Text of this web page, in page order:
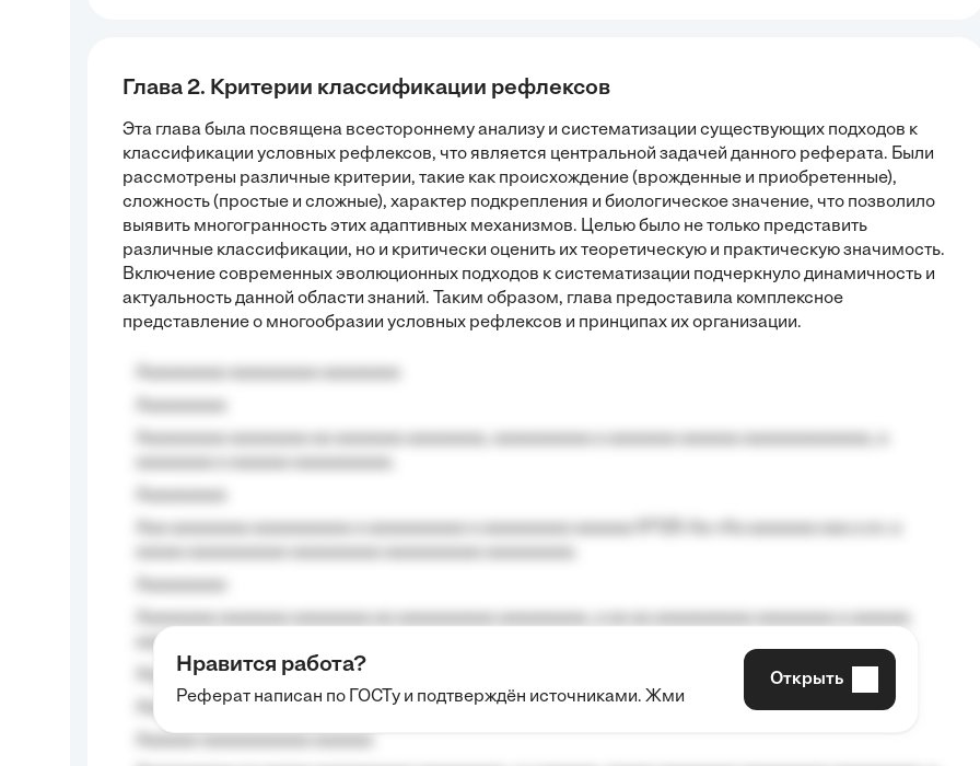
Глава 2. Критерии классификации рефлексов
Эта глава была посвящена всестороннему анализу и систематизации существующих подходов к
классификации условных рефлексов, что является центральной задачей данного реферата. Были
рассмотрены различные критерии, такие как происхождение (врожденные и приобретенные),
сложность (простые и сложные), характер подкрепления и биологическое значение, что позволило
выявить многогранность этих адаптивных механизмов. Целью было не только представить
различные классификации, но и критически оценить их теоретическую и практическую значимость.
Включение современных эволюционных подходов к систематизации подчеркнуло динамичность и
актуальность данной области знаний. Таким образом, глава предоставила комплексное
представление о многообразии условных рефлексов и принципах их организации.
aaaa aaaa.
Aaaaaaaaa
Aaaaaaaaaa aa aaa aaaaaaaaa, a aaa aaaaaaaaaa aaa, a aaaaaaaaaa, aaaaaa aaaaaa a aaaaaa.
Нравится работа?
Реферат написан по ГОСТу и подтверждён источниками. Жми
Открыть